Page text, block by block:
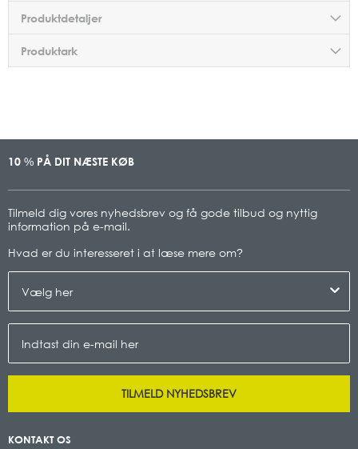
Produktdetaljer
Produktark
10 % PÅ DIT NÆSTE KØB
Tilmeld dig vores nyhedsbrev og få gode tilbud og nyttig
information på e-mail.
Hvad er du interesseret i at læse mere om?
TILMELD NYHEDSBREV
KONTAKT OS